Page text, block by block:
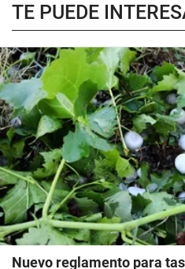
TE PUEDE
Nuevo reglamento para